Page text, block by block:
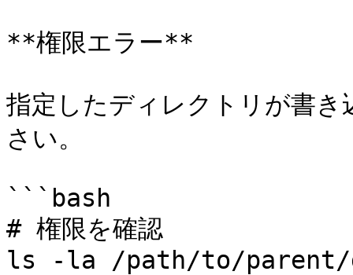
**権限エラー**
指定したディレクトリが書
さい。
```bash
# 権限を確認
ls -la /path/to/parent/